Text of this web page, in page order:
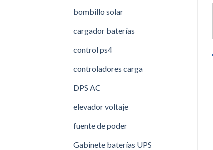
bombillo solar
cargador baterías
control ps4
controladores carga
DPS AC
elevador voltaje
fuente de poder
Gabinete baterías UPS